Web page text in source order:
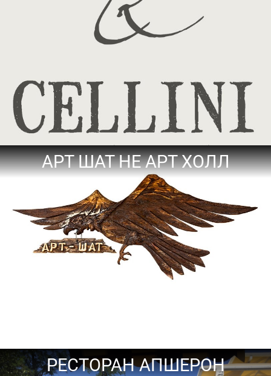
АРТ ШАТ НЕ АРТ ХОЛЛ
РЕСТОРАН АПШЕРОН